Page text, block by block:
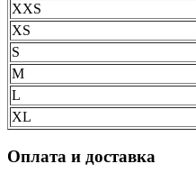
XXS
XS
S
M
L
XL
Оплата и доставка